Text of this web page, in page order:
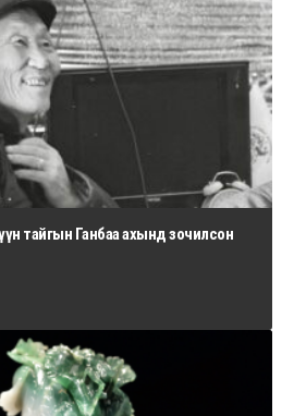
тайгын Ганбаа ахынд зочилсон